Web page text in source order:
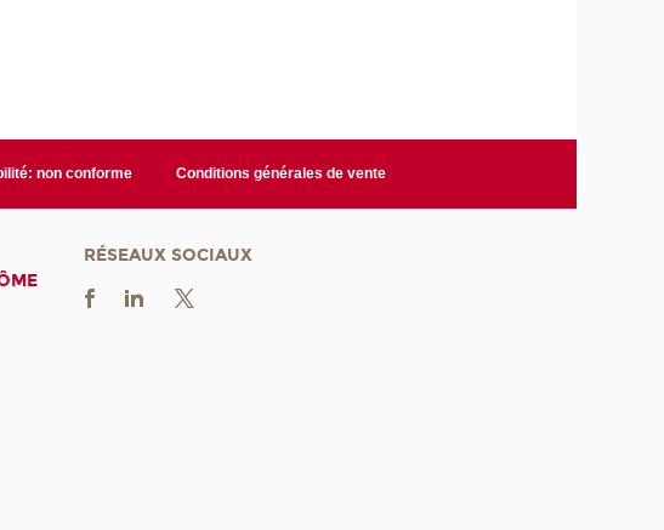
non conforme Conditions générales de vente
RÉSEAUX SOCIAUX